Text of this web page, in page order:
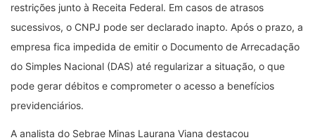
restrições junto à Receita Federal. Em casos de atrasos
sucessivos, o CNPJ pode ser declarado inapto. Após o prazo, a
empresa fica impedida de emitir o Documento de Arrecadação
do Simples Nacional (DAS) até regularizar a situação, o que
pode gerar débitos e comprometer o acesso a benefícios
previdenciários.
A analista do Sebrae Minas Laurana Viana destacou